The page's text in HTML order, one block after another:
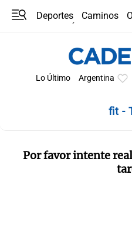
Deportes Caminos
Lo Último Argentina
fit -
Por favor intente